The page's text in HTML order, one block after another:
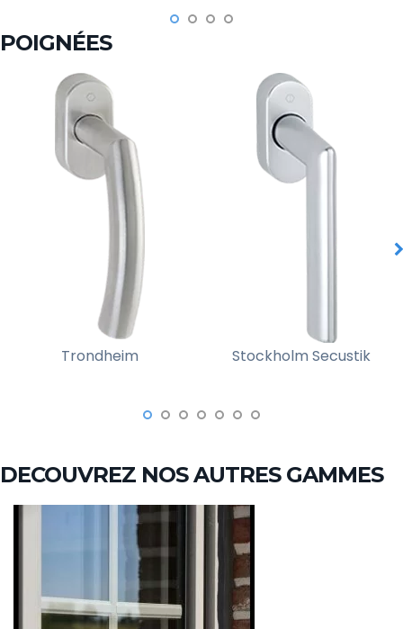
POIGNÉES
Trondheim Stockholm Secustik
DECOUVREZ NOS AUTRES GAMMES